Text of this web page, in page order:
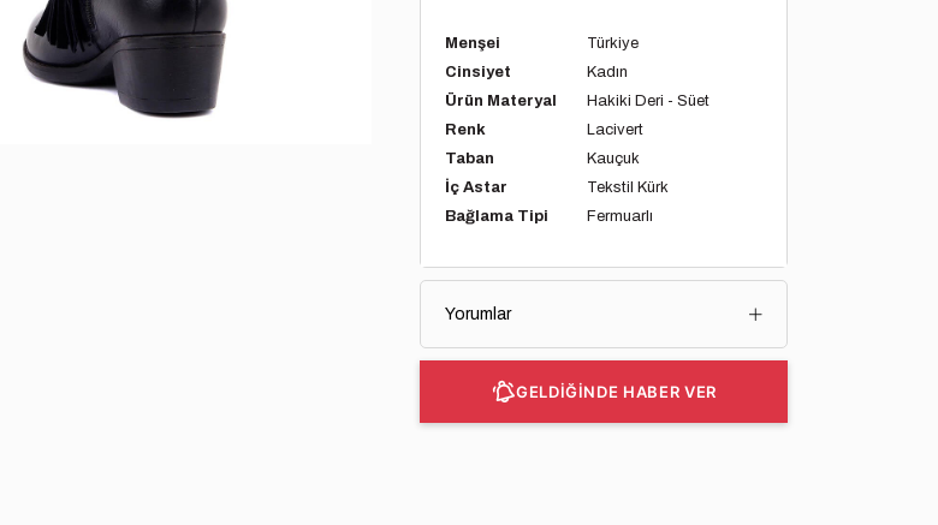
Menşei
Türkiye
Cinsiyet
Kadın
Ürün Materyal
Hakiki Deri - Süet
Renk
Lacivert
Taban
Kauçuk
İç Astar
Tekstil Kürk
Bağlama Tipi
Fermuarlı
Yorumlar
GELDİĞİNDE HABER VER